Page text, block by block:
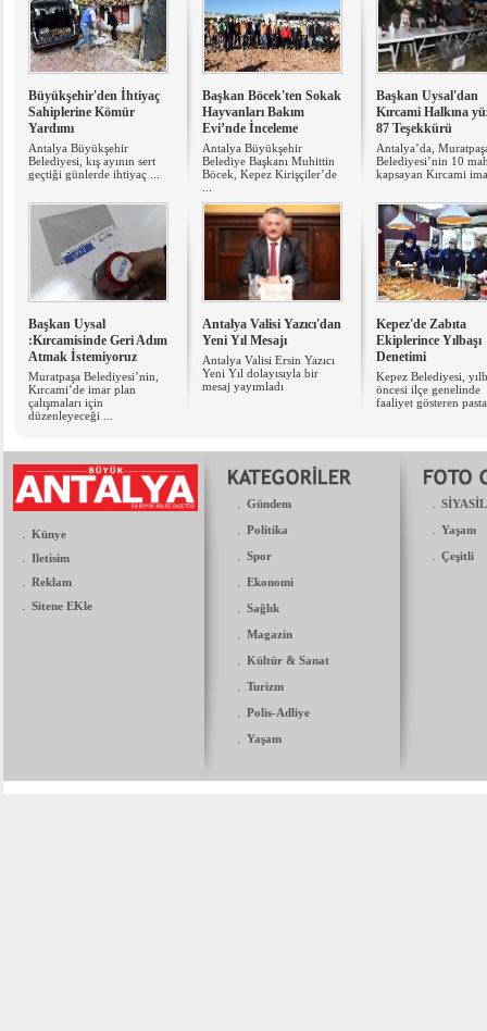
Büyükşehir'den İhtiyaç
Sahiplerine Kömür
Yardımı
Antalya Büyükşehir
Belediyesi, kış ayının sert
geçtiği günlerde ihtiyaç ...
Başkan Böcek'ten Sokak
Hayvanları Bakım
Evi’nde İnceleme
Antalya Büyükşehir
Belediye Başkanı Muhittin
Böcek, Kepez Kirişçiler’de
Başkan Uysal'dan
Kırcami Halkına
87 Teşekkürü
Antalya’da,
Belediyesi’nin 10
kapsayan Kırcami
Başkan Uysal
:Kırcamisinde Geri Adım
Atmak İstemiyoruz
Muratpaşa Belediyesi’nin,
Kırcami’de imar plan
çalışmaları için
düzenleyeceği ...
Antalya Valisi Yazıcı'dan
Yeni Yıl Mesajı
Antalya Valisi Ersin Yazıcı
Yeni Yıl dolayısıyla bir
mesaj yayımladı
Kepez'de Zabıta
Ekiplerince Yılbaşı
Denetimi
Kepez Belediyesi,
öncesi ilçe genelinde
faaliyet gösteren
. Künye
. Iletisim
. Reklam
. Sitene EKle
. Gündem
. Politika
. Spor
. Ekonomi
. Sağlık
. Magazin
. Kültür & Sanat
. Turizm
. Polis-Adliye
. Yaşam
.
. Yaşam
. Çeşitli